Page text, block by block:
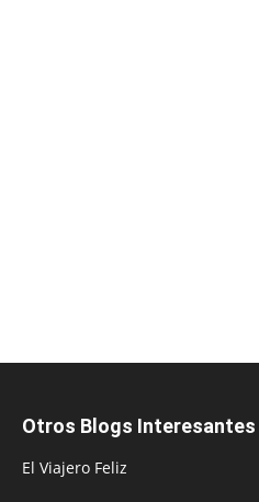
Otros Blogs Interesantes
El Viajero Feliz